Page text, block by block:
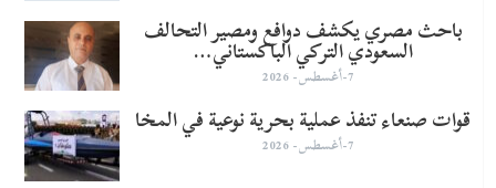
باحث مصري يكشف دوافع ومصير التحالف
السعودي التركي الباكستاني…
7-أغسطس- 2026
قوات صنعاء تنفذ عملية بحرية نوعية في المخا
7-أغسطس- 2026